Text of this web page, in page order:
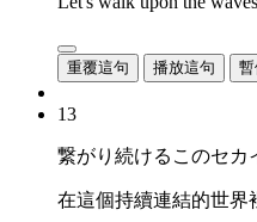
重覆這句 播放這句
13
繋がり続けるこのセカ
在這個持續連結的世界